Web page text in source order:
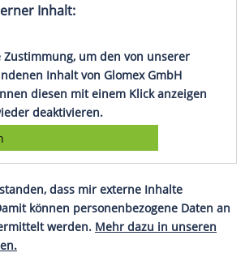
Inhalt:
um den von unserer
Inhalt von Glomex GmbH
diesen mit einem Klick anzeigen
deaktivieren.
dass mir externe Inhalte
können personenbezogene Daten an
werden. Mehr dazu in unseren